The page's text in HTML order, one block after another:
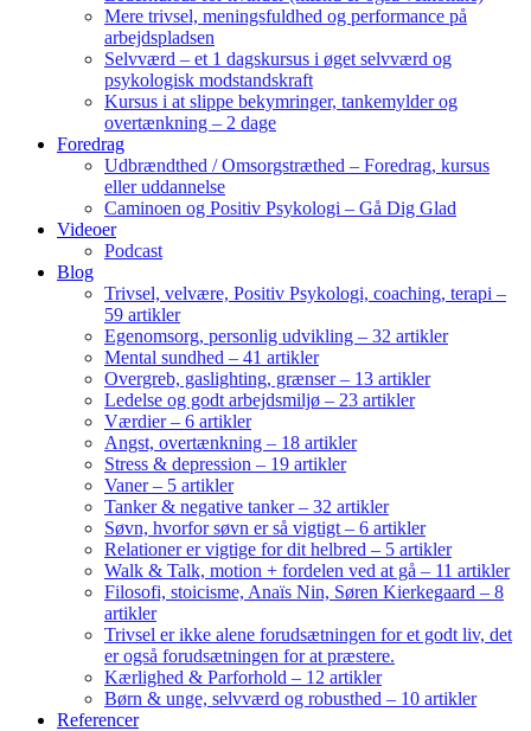
Mere trivsel, meningsfuldhed og performance på
arbejdspladsen
Selvværd – et 1 dagskursus i øget selvværd og
psykologisk modstandskraft
Kursus i at slippe bekymringer, tankemylder og
overtænkning – 2 dage
Foredrag
Udbrændthed / Omsorgstræthed – Foredrag, kursus
eller uddannelse
Caminoen og Positiv Psykologi – Gå Dig Glad
Videoer
Podcast
Blog
Trivsel, velvære, Positiv Psykologi, coaching, terapi –
59 artikler
Egenomsorg, personlig udvikling – 32 artikler
Mental sundhed – 41 artikler
Overgreb, gaslighting, grænser – 13 artikler
Ledelse og godt arbejdsmiljø – 23 artikler
Værdier – 6 artikler
Angst, overtænkning – 18 artikler
Stress & depression – 19 artikler
Vaner – 5 artikler
Tanker & negative tanker – 32 artikler
Søvn, hvorfor søvn er så vigtigt – 6 artikler
Relationer er vigtige for dit helbred – 5 artikler
Walk & Talk, motion + fordelen ved at gå – 11 artikler
Filosofi, stoicisme, Anaïs Nin, Søren Kierkegaard – 8
artikler
Trivsel er ikke alene forudsætningen for et godt liv, det
er også forudsætningen for at præstere.
Kærlighed & Parforhold – 12 artikler
Børn & unge, selvværd og robusthed – 10 artikler
Referencer